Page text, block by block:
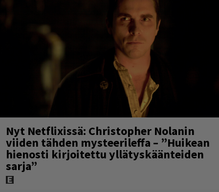
Nyt Netflixissä: Christopher Nolanin
viiden tähden mysteerileffa – ”Huikean
hienosti kirjoitettu yllätyskäänteiden
sarja”